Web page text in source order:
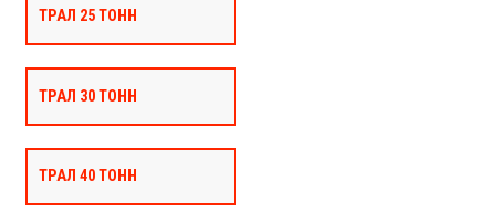
ТРАЛ 25 ТОНН
ТРАЛ 30 ТОНН
ТРАЛ 40 ТОНН